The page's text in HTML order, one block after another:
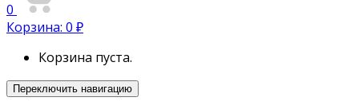
0
Корзина: 0 ₽
Корзина пуста.
Переключить навигацию